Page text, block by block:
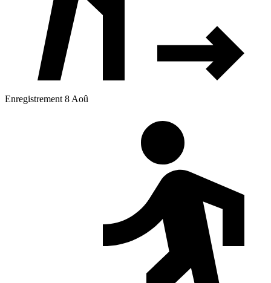
Enregistrement 8 Aoû